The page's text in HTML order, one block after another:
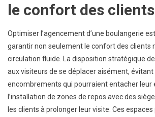
le confort des clients
Optimiser l’agencement d’une boulangerie
garantir non seulement le confort des clients
circulation fluide. La disposition stratégique
aux visiteurs de se déplacer aisément, évitant
encombrements qui pourraient entacher leur
l’installation de zones de repos avec des
les clients à prolonger leur visite. Ces